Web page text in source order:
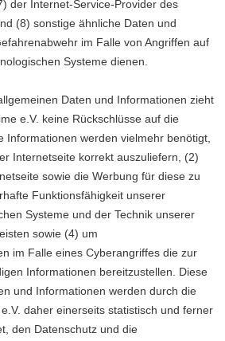
der Internet-Service-Provider des
(8) sonstige ähnliche Daten und
im Falle von Angriffen auf
Systeme dienen.
Daten und Informationen zieht
e.V. keine Rückschlüsse auf die
Informationen werden vielmehr benötigt,
Internetseite korrekt auszuliefern, (2)
sowie die Werbung für diese zu
Funktionsfähigkeit unserer
Systeme und der Technik unserer
sowie (4) um
im Falle eines Cyberangriffes die zur
Informationen bereitzustellen. Diese
und Informationen werden durch die
daher einerseits statistisch und ferner
den Datenschutz und die